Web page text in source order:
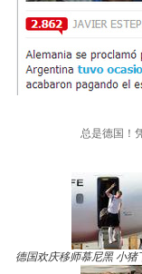
总是德国！
德国欢庆移师慕尼黑 小